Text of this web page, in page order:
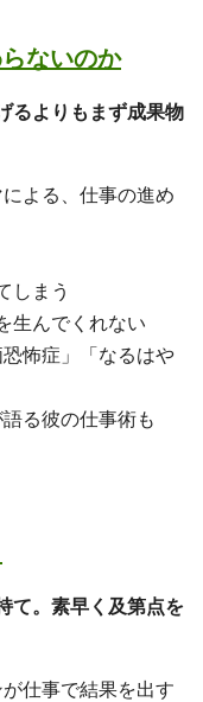
ないのか
るよりもまず成果物
よる、仕事の進め
しまう
生んでくれない
怖症」「なるはや
る彼の仕事術も
て。素早く及第点を
仕事で結果を出す